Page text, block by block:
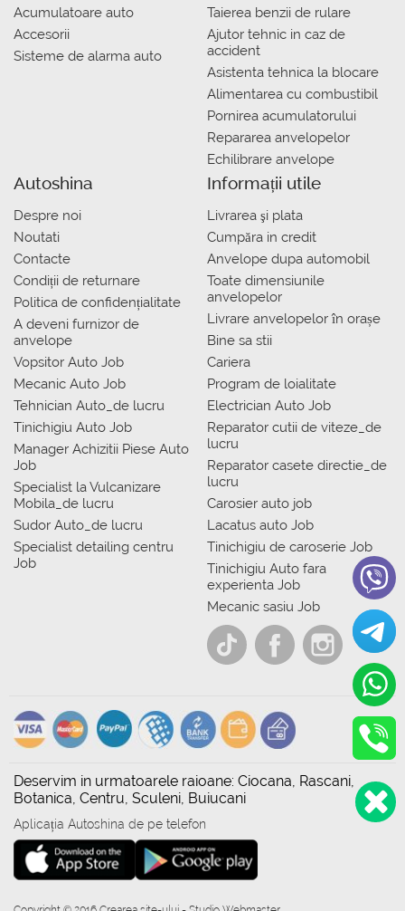
Acumulatoare auto
Accesorii
Sisteme de alarma auto
Taierea benzii de rulare
Ajutor tehnic in caz de
accident
Asistenta tehnica la blocare
Alimentarea cu combustibil
Pornirea acumulatorului
Repararea anvelopelor
Echilibrare anvelope
Autoshina
Despre noi
Noutati
Contacte
Condiții de returnare
Politica de confidențialitate
A deveni furnizor de
anvelope
Vopsitor Auto Job
Mecanic Auto Job
Tehnician Auto_de lucru
Tinichigiu Auto Job
Manager Achizitii Piese Auto
Job
Specialist la Vulcanizare
Mobila_de lucru
Sudor Auto_de lucru
Specialist detailing centru
Job
Informații utile
Livrarea şi plata
Сumpăra in credit
Anvelope dupa automobil
Toate dimensiunile
anvelopelor
Livrare anvelopelor în orașe
Bine sa stii
Cariera
Program de loialitate
Electrician Auto Job
Reparator cutii de viteze_de
lucru
Reparator casete directie_de
lucru
Carosier auto job
Lacatus auto Job
Tinichigiu de caroserie Job
Tinichigiu Auto fara
experienta Job
Mecanic sasiu Job
Deservim in urmatoarele raioane: Ciocana, Rascani,
Botanica, Centru, Sculeni, Buiucani
Aplicația Autoshina de pe telefon